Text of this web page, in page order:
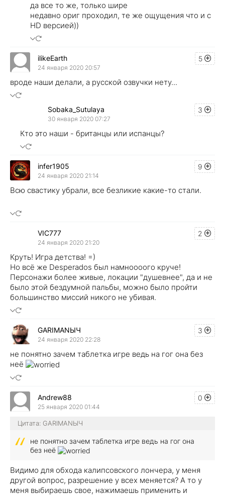
да все то же, только шире
недавно ориг проходил, те же ощущения что и с
HD версией))
5
ilikeEarth
24 января 2020 20:57
вроде наши делали, а русской озвучки нету...
3
Sobaka_Sutulaya
30 января 2020 07:27
Кто это наши - британцы или испанцы?
9
infer1905
24 января 2020 21:14
Всю свастику убрали, все безликие какие-то стали.
2
VIC777
24 января 2020 21:20
Круть! Игра детства! =)
Но всё же Desperados был намноооого круче!
Персонажи более живые, локации "душевнее", да и не
было этой бездумной пальбы, можно было пройти
большинство миссий никого не убивая.
3
GARIMANЫЧ
24 января 2020 22:28
не понятно зачем таблетка игре ведь на гог она без
неё
0
Andrew88
25 января 2020 01:44
Цитата: GARIMANЫЧ
не понятно зачем таблетка игре ведь на гог она
без неё
Видимо для обхода калипсовского лончера, у меня
другой вопрос, разрешение у всех меняется? А то у
меня выбираешь свое, нажимаешь применить и